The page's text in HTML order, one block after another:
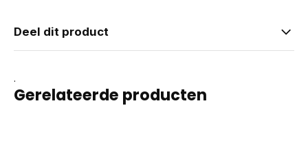
Deel dit product
.
Gerelateerde producten